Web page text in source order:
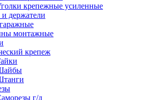
крепежные усиленные
держатели
монтажные
крепеж
г/д